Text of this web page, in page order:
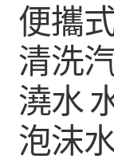
便攜
清洗
澆水
泡沫